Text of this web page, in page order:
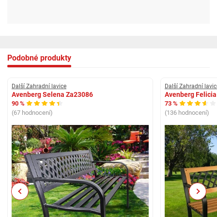
Podobné produkty
Další Zahradní lavice
Avenberg Selena Za23086
90 %
(67 hodnocení)
Další Zahradní
Avenberg
73 %
(136 hodnocení)
Previous Next